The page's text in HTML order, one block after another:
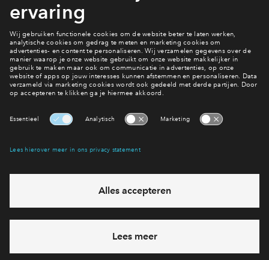
Model Aannemingsovereenkomst
eventuele projecten
Ja, ik wil mij aanmelden
Heb je een vraag en wil je direct antwoord? Bel ons op088